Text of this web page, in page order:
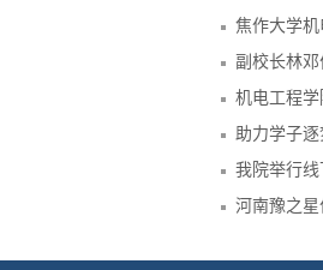
焦作大学机
副校长林
机电工程
助力学子
我院举行
河南豫之